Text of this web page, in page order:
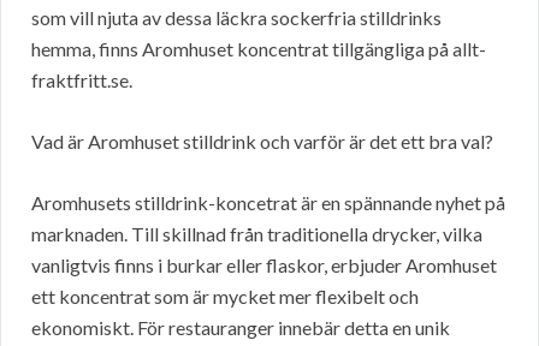
som vill njuta av dessa läckra sockerfria stilldrinks
hemma, finns Aromhuset koncentrat tillgängliga på allt-
fraktfritt.se.
Vad är Aromhuset stilldrink och varför är det ett bra val?
Aromhusets stilldrink-koncetrat är en spännande nyhet på
marknaden. Till skillnad från traditionella drycker, vilka
vanligtvis finns i burkar eller flaskor, erbjuder Aromhuset
ett koncentrat som är mycket mer flexibelt och
ekonomiskt. För restauranger innebär detta en unik